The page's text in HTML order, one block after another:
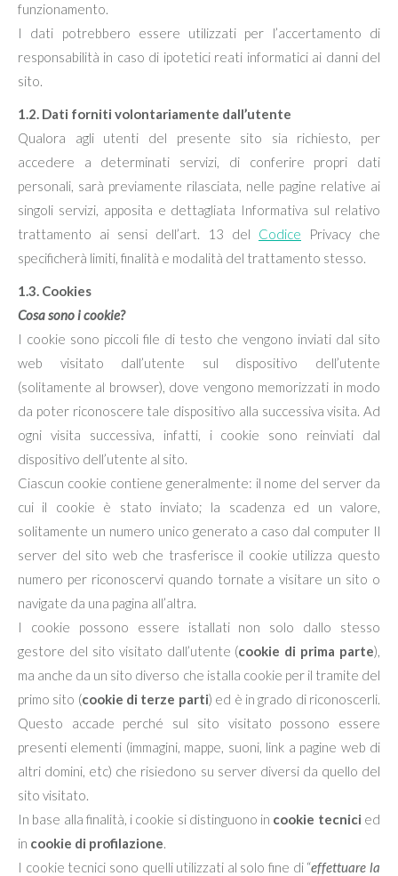
funzionamento.
I dati potrebbero essere utilizzati per l’accertamento di
responsabilità in caso di ipotetici reati informatici ai danni del
sito.
1.2. Dati forniti volontariamente dall’utente
Qualora agli utenti del presente sito sia richiesto, per
accedere a determinati servizi, di conferire propri dati
personali, sarà previamente rilasciata, nelle pagine relative ai
singoli servizi, apposita e dettagliata Informativa sul relativo
trattamento ai sensi dell’art. 13 del Codice Privacy che
specificherà limiti, finalità e modalità del trattamento stesso.
1.3. Cookies
Cosa sono i cookie?
I cookie sono piccoli file di testo che vengono inviati dal sito
web visitato dall’utente sul dispositivo dell’utente
(solitamente al browser), dove vengono memorizzati in modo
da poter riconoscere tale dispositivo alla successiva visita. Ad
ogni visita successiva, infatti, i cookie sono reinviati dal
dispositivo dell’utente al sito.
Ciascun cookie contiene generalmente: il nome del server da
cui il cookie è stato inviato; la scadenza ed un valore,
solitamente un numero unico generato a caso dal computer Il
server del sito web che trasferisce il cookie utilizza questo
numero per riconoscervi quando tornate a visitare un sito o
navigate da una pagina all’altra.
I cookie possono essere istallati non solo dallo stesso
gestore del sito visitato dall’utente (cookie di prima parte),
ma anche da un sito diverso che istalla cookie per il tramite del
primo sito (cookie di terze parti) ed è in grado di riconoscerli.
Questo accade perché sul sito visitato possono essere
presenti elementi (immagini, mappe, suoni, link a pagine web di
altri domini, etc) che risiedono su server diversi da quello del
sito visitato.
In base alla finalità, i cookie si distinguono in cookie tecnici ed
in cookie di profilazione.
I cookie tecnici sono quelli utilizzati al solo fine di “effettuare la